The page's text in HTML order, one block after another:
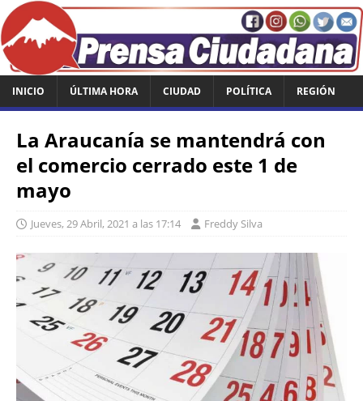
INICIO ÚLTIMA HORA CIUDAD POLÍTICA REGIÓN
La Araucanía se mantendrá con
el comercio cerrado este 1 de
mayo
Jueves, 29 Abril, 2021 a las 17:14 Freddy Silva